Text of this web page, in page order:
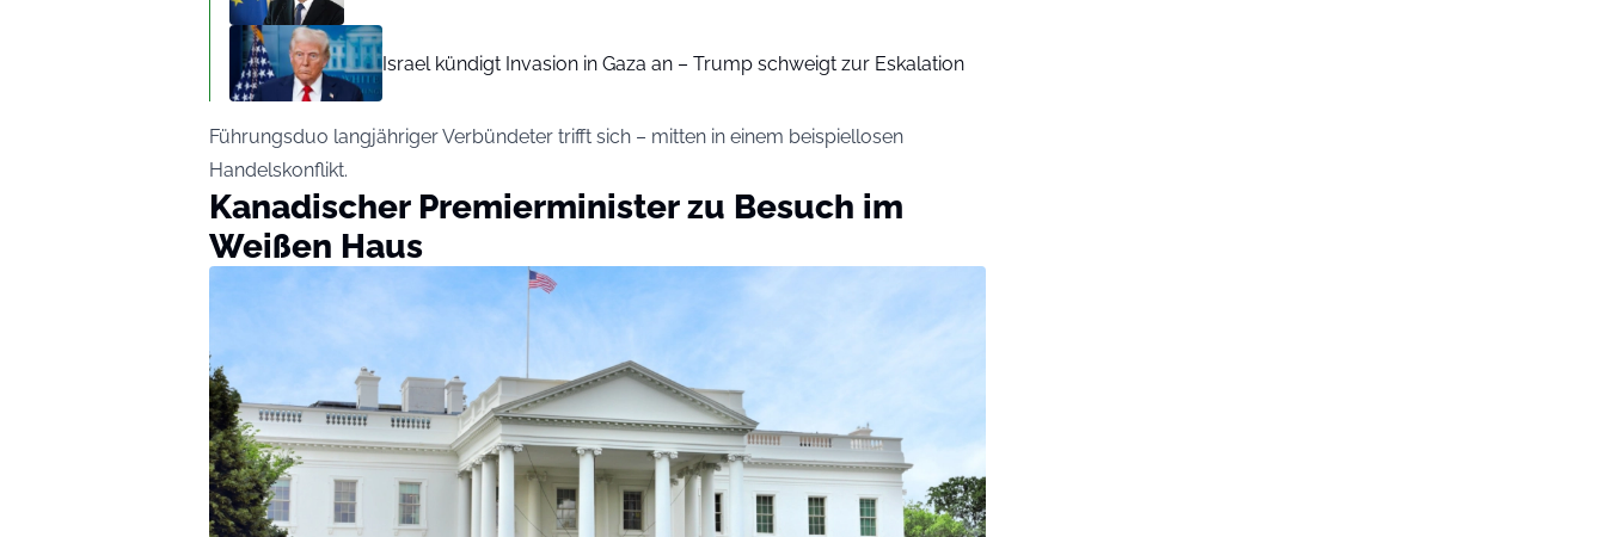
Israel kündigt Invasion in Gaza an – Trump schweigt zur Eskalation
Führungsduo langjähriger Verbündeter trifft sich – mitten in einem beispiellosen
Handelskonflikt.
Kanadischer Premierminister zu Besuch im
Weißen Haus